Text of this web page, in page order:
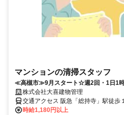
マンションの清掃スタッフ
≪高槻市≫9月スタート☆週2回・1日1
OKのマンション簡単清掃です！
株式会社大喜建物管理
交通アクセス 阪急「総持寺」駅徒歩
時給1,180円以上